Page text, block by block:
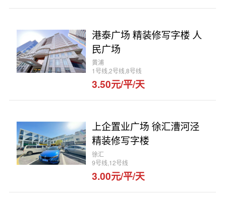
港泰广场 精装修写字楼 人
民广场
黄浦
1号线,2号线,8号线
3.50元/平/天
上企置业广场 徐汇漕河泾
精装修写字楼
徐汇
9号线,12号线
3.00元/平/天